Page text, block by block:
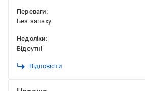
Переваги:
Без запаху
Недоліки:
Відсутні
Відповісти